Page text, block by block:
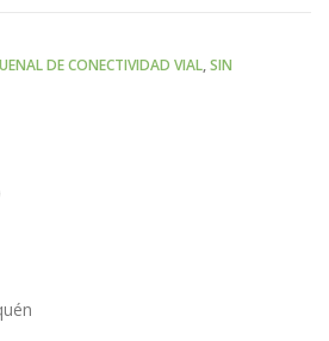
DE CONECTIVIDAD VIAL,SIN